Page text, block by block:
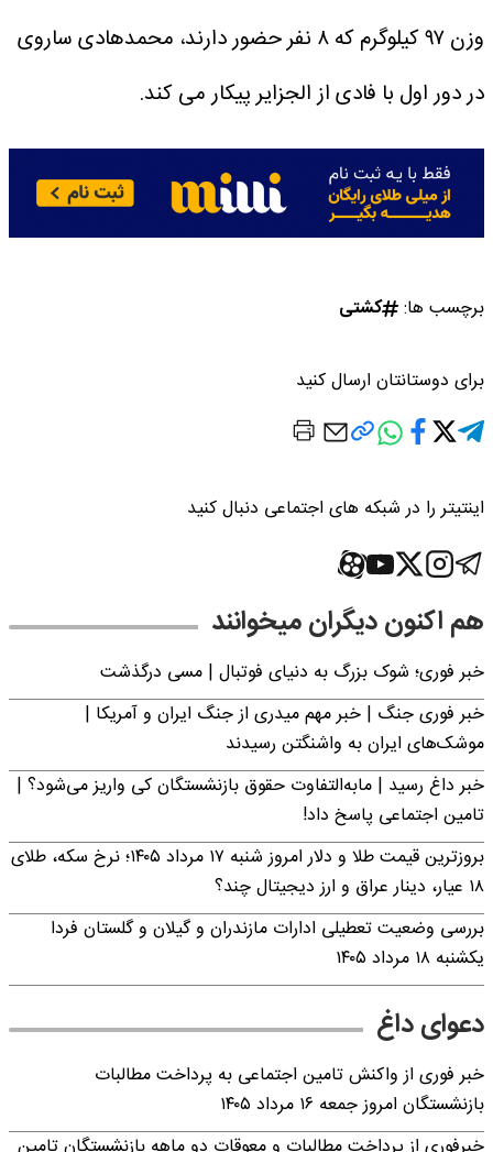
وزن ۹۷ کیلوگرم که ۸ نفر حضور دارند، محمدهادی ساروی
در دور اول با فادی از الجزایر پیکار می کند.
برچسب ها: کشتی
برای دوستانتان ارسال کنید
اینتیتر را در شبکه های اجتماعی دنبال کنید
هم اکنون دیگران میخوانند
خبر فوری؛‌ شوک بزرگ به دنیای فوتبال | مسی درگذشت
خبر فوری جنگ | خبر مهم میدری از جنگ ایران و آمریکا |
موشک‌های ایران به واشنگتن رسیدند
خبر داغ رسید | مابه‌التفاوت حقوق بازنشستگان کی واریز می‌شود؟ |
تامین اجتماعی پاسخ داد!
بروزترین قیمت طلا و دلار امروز شنبه ۱۷ مرداد ۱۴۰۵؛ نرخ سکه، طلای
۱۸ عیار، دینار عراق و ارز دیجیتال چند؟
بررسی وضعیت تعطیلی ادارات مازندران و گیلان و گلستان فردا
یکشنبه ۱۸ مرداد ۱۴۰۵
دعوای داغ
خبر فوری از واکنش تامین اجتماعی به پرداخت مطالبات
بازنشستگان امروز جمعه ۱۶ مرداد ۱۴۰۵